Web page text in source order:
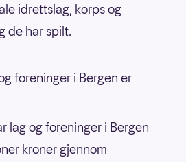
idrettslag, korps og
de har spilt.
foreninger i Bergen er
lag og foreninger i Bergen
kroner gjennom